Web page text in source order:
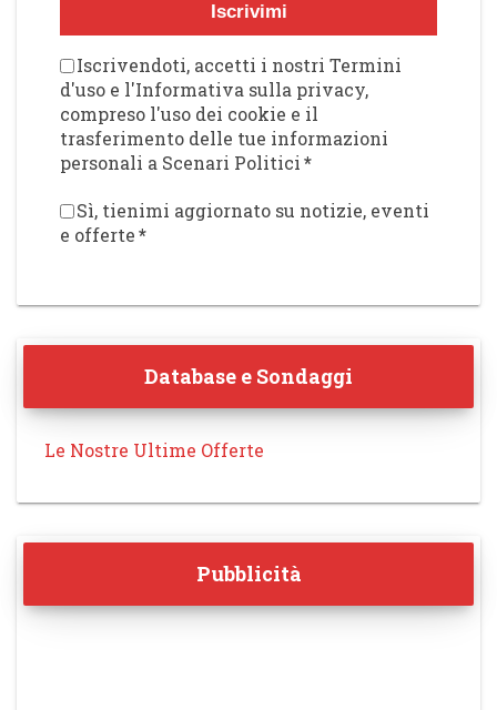
Iscrivimi
Iscrivendoti, accetti i nostri Termini
d'uso e l'Informativa sulla privacy,
compreso l'uso dei cookie e il
trasferimento delle tue informazioni
personali a Scenari Politici*
Sì, tienimi aggiornato su notizie, eventi
e offerte*
Database e Sondaggi
Le Nostre Ultime Offerte
Pubblicità